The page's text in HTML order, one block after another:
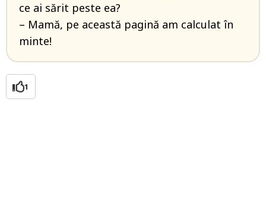
ce ai sărit peste ea?
– Mamă, pe această pagină am calculat în
minte!
1